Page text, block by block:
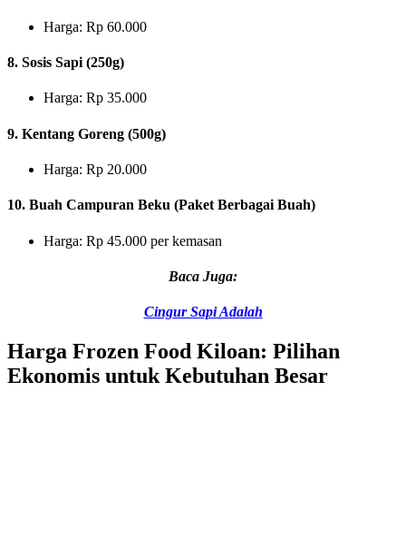
Harga: Rp 60.000
8. Sosis Sapi (250g)
Harga: Rp 35.000
9. Kentang Goreng (500g)
Harga: Rp 20.000
10. Buah Campuran Beku (Paket Berbagai Buah)
Harga: Rp 45.000 per kemasan
Baca Juga:
Cingur Sapi Adalah
Harga Frozen Food Kiloan: Pilihan
Ekonomis untuk Kebutuhan Besar